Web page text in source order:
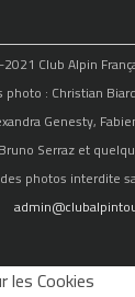
Club Alpin
: Christian
Genesty,
Serraz et
photos interdite
les Cookies